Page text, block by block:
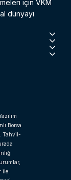
için VKM
dünyayı
Borsa
Tahvil-
ile